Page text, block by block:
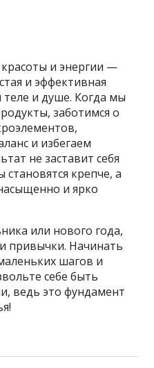
и энергии —
и эффективная
теле и душе. Когда мы
заботимся о
и избегаем
не заставит себя
крепче, а
и ярко
или нового года,
привычки. Начинать
шагов и
себе быть
ведь это фундамент